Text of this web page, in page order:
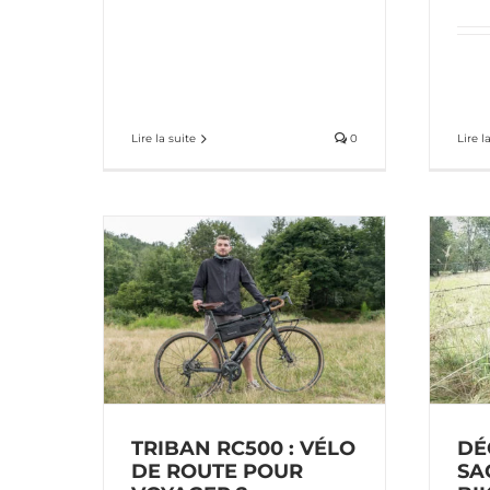
Lire la suite 0 Lire
TRIBAN RC500 : VÉLO
DE ROUTE POUR
Découverte du kit
sacoches bikepacking
Agu
matériel bikepacking vidéos